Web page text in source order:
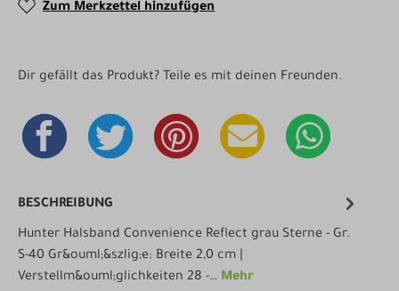
Zum Merkzettel hinzufügen
Dir gefällt das Produkt? Teile es mit deinen Freunden.
BESCHREIBUNG
Hunter Halsband Convenience Reflect grau Sterne - Gr.
S-40 Gr&ouml;&szlig;e: Breite 2,0 cm |
Verstellm&ouml;glichkeiten 28 -… Mehr